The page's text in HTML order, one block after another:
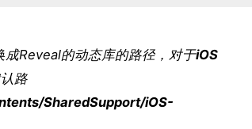
成Reveal的动态库的路径，对于iOS
路
SharedSupport/iOS-